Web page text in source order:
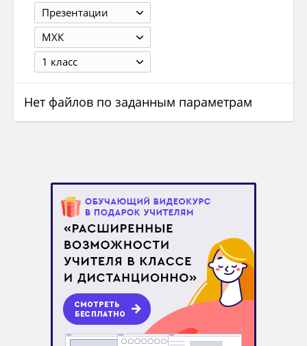
Презентации
МХК
1 класс
Нет файлов по заданным параметрам